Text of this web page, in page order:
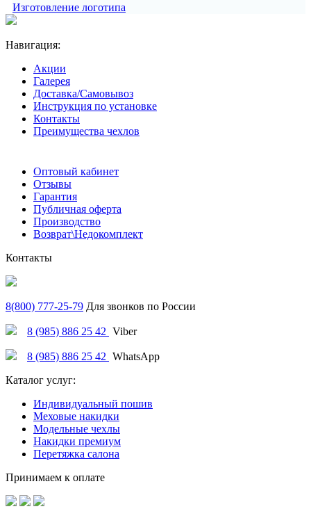
Изготовление логотипа
Навигация:
Акции
Галерея
Доставка/Самовывоз
Инструкция по установке
Контакты
Преимущества чехлов
Оптовый кабинет
Отзывы
Гарантия
Публичная оферта
Производство
Возврат\Недокомплект
Контакты
8(800) 777-25-79 Для звонков по России
8 (985) 886 25 42 Viber
8 (985) 886 25 42 WhatsApp
Каталог услуг:
Индивидуальный пошив
Меховые накидки
Модельные чехлы
Накидки премиум
Перетяжка салона
Принимаем к оплате